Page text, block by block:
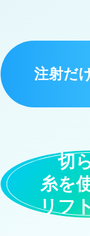
注射だ
切
糸を
リフ